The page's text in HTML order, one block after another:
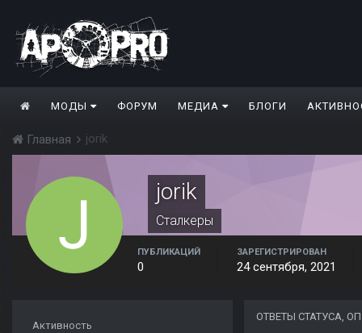
МОДЫ ФОРУМ МЕДИА БЛОГИ
Главная jorik
jorik
Сталкеры
ПУБЛИКАЦИЙ
0
ЗАРЕГИСТРИРОВАН
24 сентября, 2021
Активность
ОТВЕТЫ СТАТУСА,